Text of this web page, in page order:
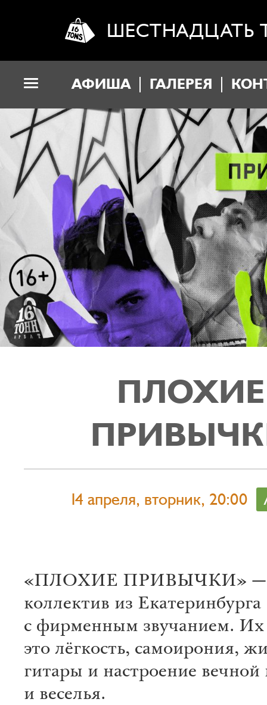
ШЕСТНАДЦАТЬ
АФИША ГАЛЕРЕЯ
ПЛОХИЕ
14 апреля, вторник, 20:00
«ПЛОХИЕ ПРИВЫЧКИ» —
коллектив из Екатеринбурга
с фирменным звучанием.
это лёгкость, самоирония,
гитары и настроение вечной
и веселья.